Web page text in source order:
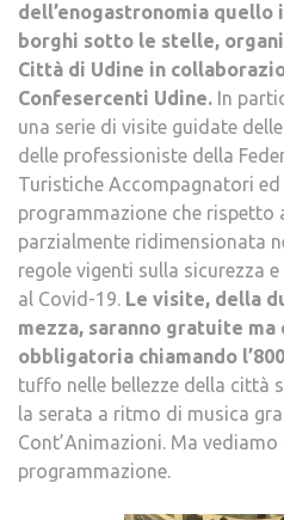
dell’enogastronomia quello
borghi sotto le stelle,
Città di Udine in
Confesercenti Udine. In
una serie di visite guidate
delle professioniste della
Turistiche Accompagnatori ed
programmazione che rispetto
parzialmente ridimensionata
regole vigenti sulla sicurezza
al Covid-19. Le visite, della
mezza, saranno gratuite ma
obbligatoria chiamando
tuffo nelle bellezze della città
la serata a ritmo di musica
Cont’Animazioni. Ma vediamo
programmazione.